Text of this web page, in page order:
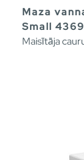
Maza
Small
Maisītāja